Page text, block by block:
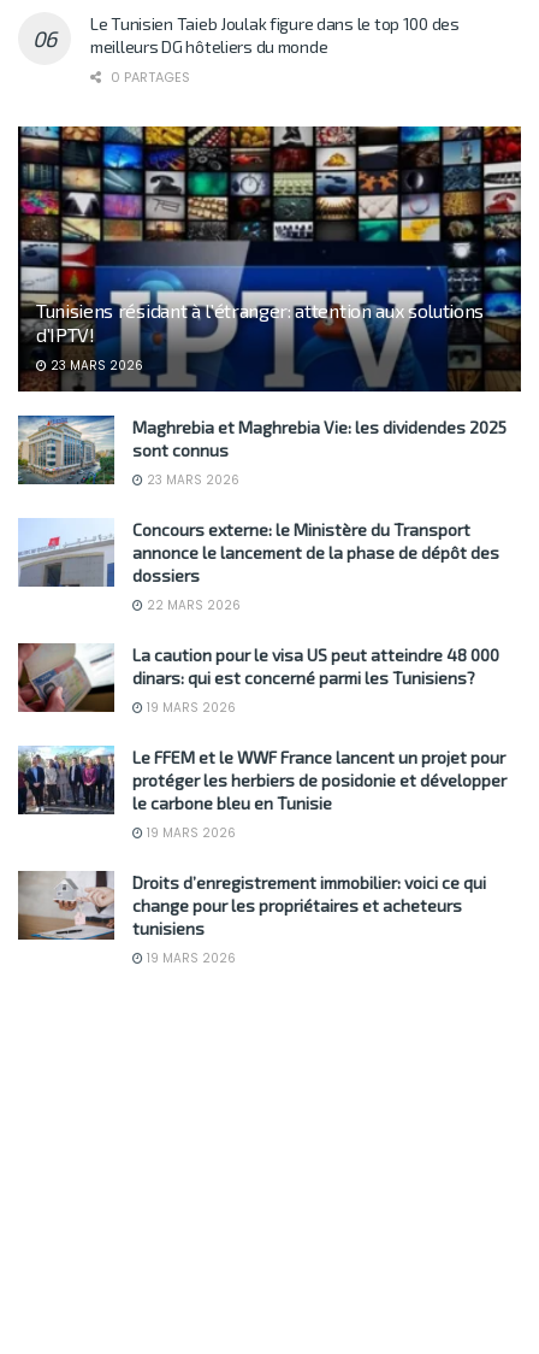
Le Tunisien Taieb Joulak figure dans le top 100 des
meilleurs DG hôteliers du monde
0 PARTAGES
Tunisiens résidant à l’étranger: attention aux solutions
d’IPTV!
23 MARS 2026
Maghrebia et Maghrebia Vie: les dividendes 2025
sont connus
23 MARS 2026
Concours externe: le Ministère du Transport
annonce le lancement de la phase de dépôt des
dossiers
22 MARS 2026
La caution pour le visa US peut atteindre 48 000
dinars: qui est concerné parmi les Tunisiens?
19 MARS 2026
Le FFEM et le WWF France lancent un projet pour
protéger les herbiers de posidonie et développer
le carbone bleu en Tunisie
19 MARS 2026
Droits d’enregistrement immobilier: voici ce qui
change pour les propriétaires et acheteurs
tunisiens
19 MARS 2026